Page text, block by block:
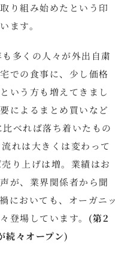
り組み始めたという印
ます。
多くの人々が外出自粛
での食事に、少し価格
いう方も増えてきまし
によるまとめ買いなど
べれば落ち着いたもの
れは大きくは変わって
り上げは増。業績はお
が、業界関係者から聞
においても、オーガニッ
登場しています。 (第2
続々オープン)